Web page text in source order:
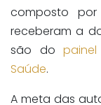
composto
receberam a
são do
Saúde.
A meta das